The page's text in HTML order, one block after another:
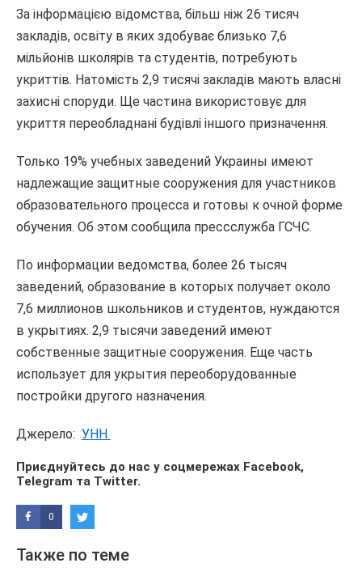
За інформацією відомства, більш ніж 26 тисяч
закладів, освіту в яких здобуває близько 7,6
мільйонів школярів та студентів, потребують
укриттів. Натомість 2,9 тисячі закладів мають власні
захисні споруди. Ще частина використовує для
укриття переобладнані будівлі іншого призначення.
Только 19% учебных заведений Украины имеют
надлежащие защитные сооружения для участников
образовательного процесса и готовы к очной форме
обучения. Об этом сообщила прессслужба ГСЧС.
По информации ведомства, более 26 тысяч
заведений, образование в которых получает около
7,6 миллионов школьников и студентов, нуждаются
в укрытиях. 2,9 тысячи заведений имеют
собственные защитные сооружения. Еще часть
использует для укрытия переоборудованные
постройки другого назначения.
Джерело: УНН
Приєднуйтесь до нас у соцмережах Facebook,
Telegram та Twitter.
0
Также по теме